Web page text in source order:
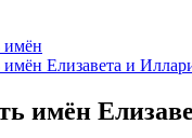
имён
Елизавета и
имён